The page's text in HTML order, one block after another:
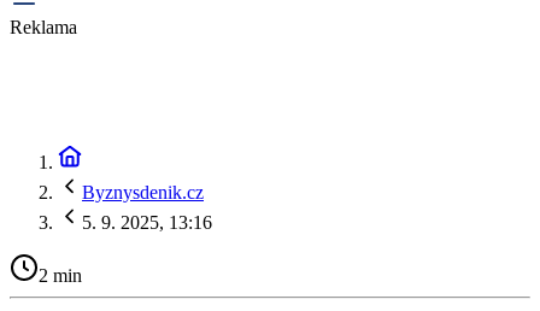
Reklama
Byznysdenik.cz
5. 9. 2025, 13:16
2 min